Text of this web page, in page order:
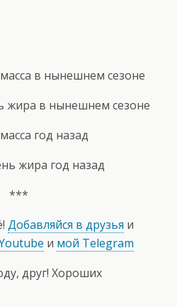
масса в нынешнем сезоне
жира в нынешнем сезоне
год назад
жира год назад
***
Добавляйся в друзья и
и мой Telegram
друг! Хороших